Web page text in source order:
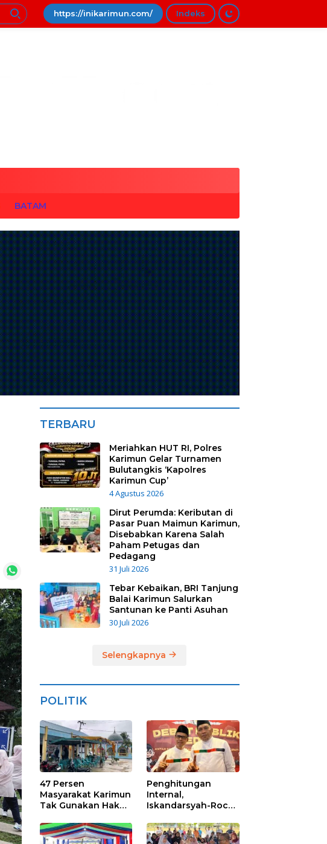
https://inikarimun.com/ Indeks
BATAM
TERBARU
Meriahkan HUT RI, Polres
Karimun Gelar Turnamen
Bulutangkis ‘Kapolres
Karimun Cup’
4 Agustus 2026
Dirut Perumda: Keributan di
Pasar Puan Maimun Karimun,
Disebabkan Karena Salah
Paham Petugas dan
Pedagang
31 Juli 2026
Tebar Kebaikan, BRI Tanjung
Balai Karimun Salurkan
Santunan ke Panti Asuhan
30 Juli 2026
Selengkapnya
POLITIK
47 Persen
Masyarakat Karimun
Tak Gunakan Hak
Penghitungan
Internal,
Iskandarsyah-Rocky
Terbanyak di
Pilkada Karimun